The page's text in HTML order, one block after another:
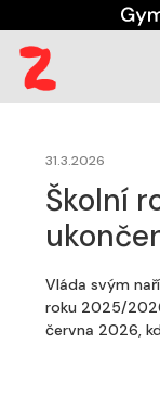
31.3.2026
Školní
Vláda svým
roku 2025/
června 2026,